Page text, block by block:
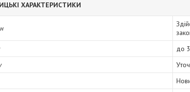
ХАРАКТЕРИСТИКИ
до